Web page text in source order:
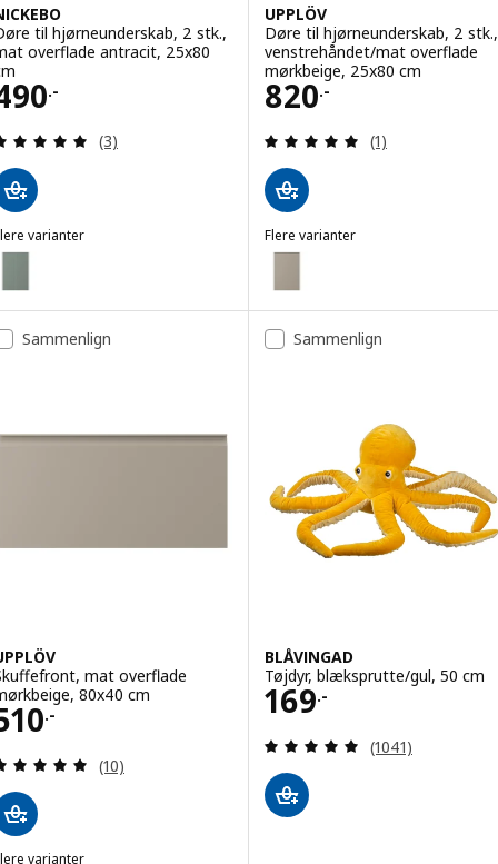
til hjørneunderskab, 2 stk.,
overflade antracit, 25x80
.-
490.-
Anmeld: 5 ud af 5 Stjerner. Anmeldelser i alt:
(3)
varianter
NICKEBO, Døre til hjørneunderskab, 2 stk., mat overflade
UPPLÖV
Døre til hjørneunderskab, 2 stk.,
venstrehåndet/mat overflade
mørkbeige, 25x80 cm
820.-
Pris 820.-
Anmeld: 5 ud
(1)
Flere varianter
UPPLÖV
Mulighed: UPPLÖV, Døre til
Mulighed: UPPLÖV, Døre til
Mulighed: UPPLÖV, Døre til
Sammenlign
mat overflade
80x40 cm
.-
510.-
Anmeld: 4.9 ud af 5 Stjerner. Anmeldelser i alt:
(10)
varianter
Sammenlign
BLÅVINGAD
Tøjdyr, blæksprutte/gul, 50 cm
169.-
Pris 169.-
Anmeld: 4.9 ud
(1041)